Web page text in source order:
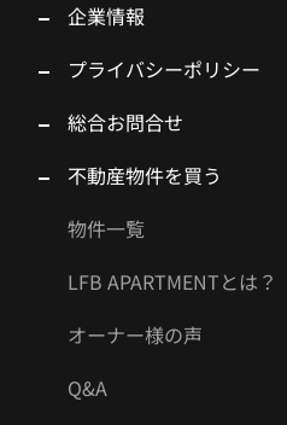
企業情報
プライバシーポリシー
総合お問合せ
不動産物件を買う
物件一覧
LFB APARTMENTとは？
オーナー様の声
Q&A